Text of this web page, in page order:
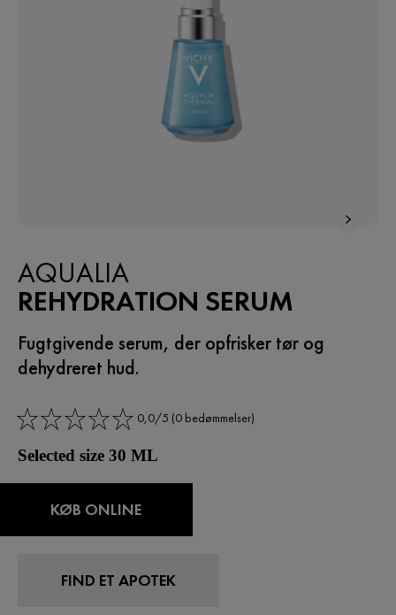
AQUALIA
REHYDRATION SERUM
Fugtgivende serum, der opfrisker tør og
dehydreret hud.
0,0/5 (0 bedømmelser)
Selected size 30 ML
KØB ONLINE
FIND ET APOTEK